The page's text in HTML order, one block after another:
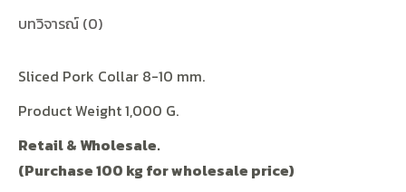
บทวิจารณ์ (0)
Sliced Pork Collar 8-10 mm.
Product Weight 1,000 G.
Retail & Wholesale.
(Purchase 100 kg for wholesale price)